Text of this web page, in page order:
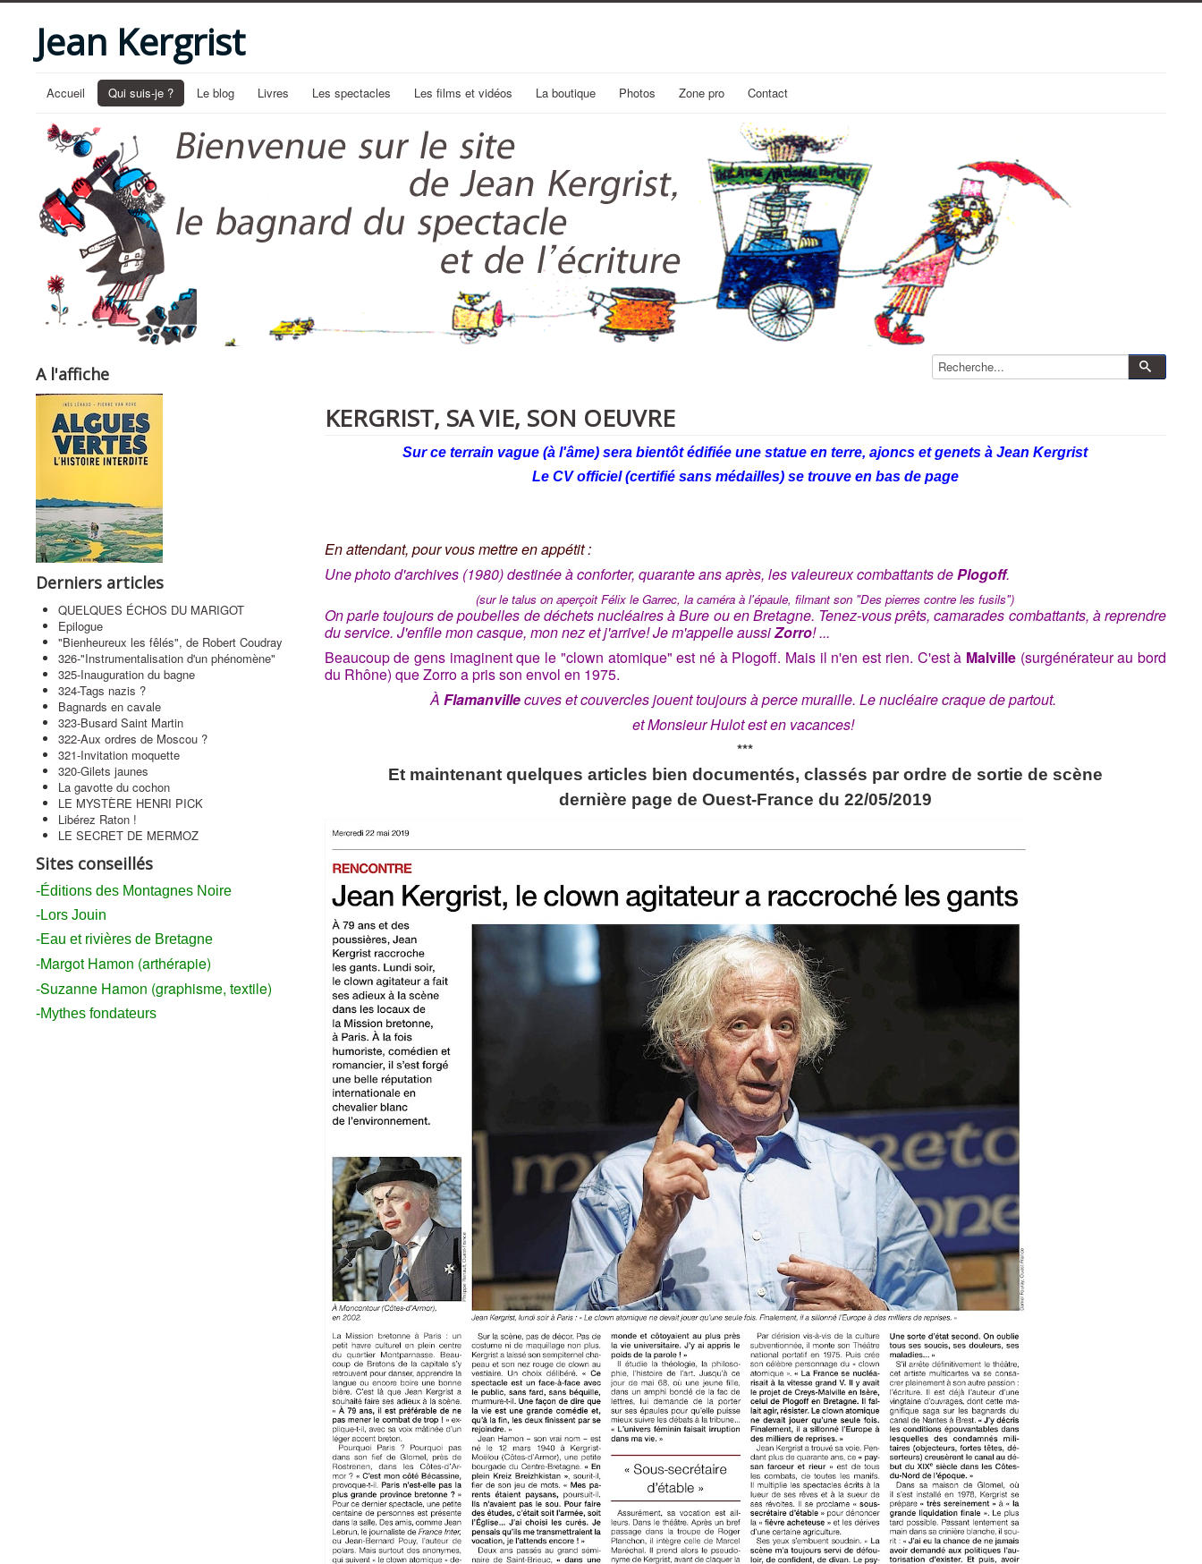
Jean Kergrist
Accueil Qui suis-je ? Le blog Livres Les spectacles Les films et vidéos La boutique Photos Zone pro Contact
A l'affiche
Derniers articles
QUELQUES ÉCHOS DU MARIGOT
Epilogue
"Bienheureux les fêlés", de Robert Coudray
326-"Instrumentalisation d'un phénomène"
325-Inauguration du bagne
324-Tags nazis ?
Bagnards en cavale
323-Busard Saint Martin
322-Aux ordres de Moscou ?
321-Invitation moquette
320-Gilets jaunes
La gavotte du cochon
LE MYSTÈRE HENRI PICK
Libérez Raton !
LE SECRET DE MERMOZ
Sites conseillés
-Éditions des Montagnes Noire
-Lors Jouin
-Eau et rivières de Bretagne
-Margot Hamon (arthérapie)
-Suzanne Hamon (graphisme, textile)
-Mythes fondateurs
KERGRIST, SA VIE, SON OEUVRE
Sur ce terrain vague (à l'âme) sera bientôt édifiée une statue en terre, ajoncs et genets à Jean Kergrist
Le CV officiel (certifié sans médailles) se trouve en bas de page
En attendant, pour vous mettre en appétit :
Une photo d'archives (1980) destinée à conforter, quarante ans après, les valeureux combattants dePlogoff.
(sur le talus on aperçoit Félix le Garrec, la caméra à l'épaule, filmant son "Des pierres contre les fusils")
On parle toujours de poubelles de déchets nucléaires à Bure ou en Bretagne. Tenez-vous prêts, camarades combattants, à reprendre
du service. J'enfile mon casque, mon nez et j'arrive! Je m'appelle aussiZorro! ...
Beaucoup de gens imaginent que le "clown atomique" est né à Plogoff. Mais il n'en est rien. C'est à Malville(surgénérateur au bord
du Rhône) que Zorro a pris son envol en 1975.
ÀFlamanvillecuves et couvercles jouent toujours à perce muraille. Le nucléaire craque de partout.
et Monsieur Hulot est en vacances!
***
Et maintenant quelques articles bien documentés, classés par ordre de sortie de scène
dernière page de Ouest-France du 22/05/2019